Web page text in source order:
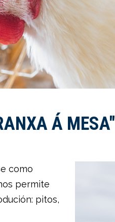
Á MESA"
como
permite
pitos,